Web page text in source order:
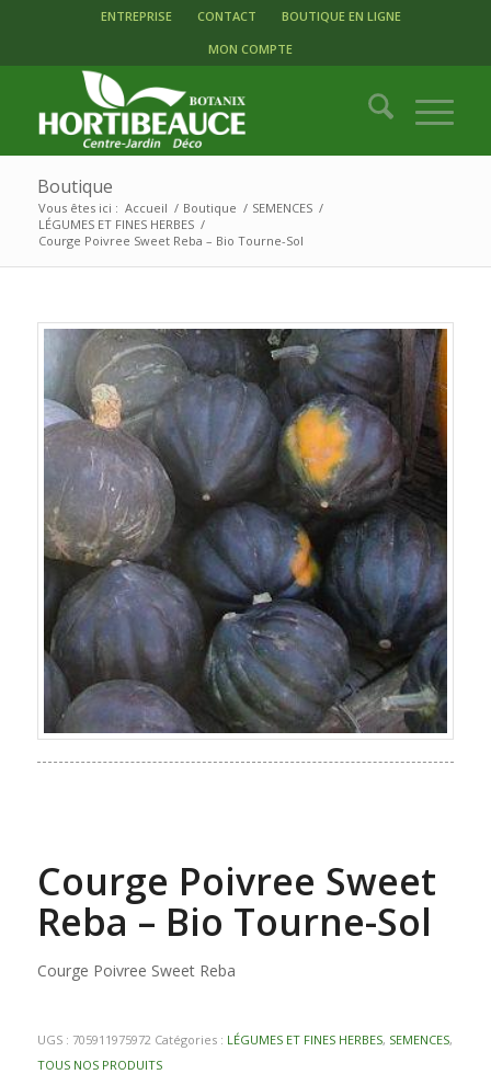
ENTREPRISE CONTACT
BOUTIQUE EN LIGNE
MON COMPTE
Boutique
Vous êtes ici : Accueil / Boutique / SEMENCES /
LÉGUMES ET FINES HERBES /
Courge Poivree Sweet Reba – Bio Tourne-Sol
Courge Poivree Sweet
Reba – Bio Tourne-Sol
Courge Poivree Sweet Reba
UGS : 705911975972 Catégories : LÉGUMES ET FINES HERBES, SEMENCES,
TOUS NOS PRODUITS